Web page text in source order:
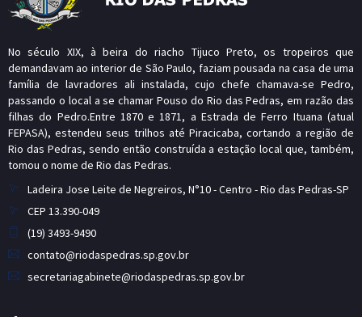
No século XIX, à beira do riacho Tijuco Preto, os tropeiros que
demandavam ao interior de São Paulo, faziam pousada na casa de uma
família de lavradores ali instalada, cujo chefe chamava-se Pedro,
passando o local a se chamar Pouso do Rio das Pedras, em razão das
filhas do Pedro.Entre 1870 e 1871, a Estrada de Ferro Ituana (atual
FEPASA), estendeu seus trilhos até Piracicaba, cortando a região de
Rio das Pedras, sendo então construída a estação local que, também,
tomou o nome de Rio das Pedras.
Ladeira Jose Leite de Negreiros, N°10 - Centro - Rio das Pedras-SP
CEP 13.390-049
(19) 3493-9490
contato@riodaspedras.sp.gov.br
secretariagabinete@riodaspedras.sp.gov.br